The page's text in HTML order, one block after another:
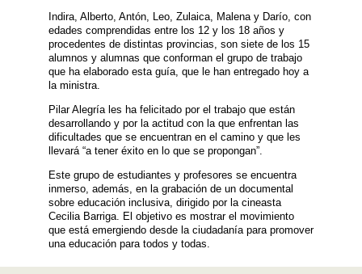
Indira, Alberto, Antón, Leo, Zulaica, Malena y Darío, con
edades comprendidas entre los 12 y los 18 años y
procedentes de distintas provincias, son siete de los 15
alumnos y alumnas que conforman el grupo de trabajo
que ha elaborado esta guía, que le han entregado hoy a
la ministra.
Pilar Alegría les ha felicitado por el trabajo que están
desarrollando y por la actitud con la que enfrentan las
dificultades que se encuentran en el camino y que les
llevará “a tener éxito en lo que se propongan”.
Este grupo de estudiantes y profesores se encuentra
inmerso, además, en la grabación de un documental
sobre educación inclusiva, dirigido por la cineasta
Cecilia Barriga. El objetivo es mostrar el movimiento
que está emergiendo desde la ciudadanía para promover
una educación para todos y todas.